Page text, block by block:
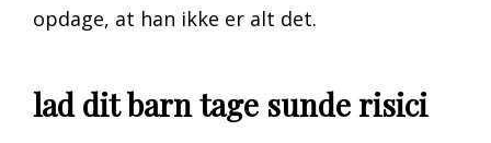
opdage, at han ikke er alt det.
lad dit barn tage sunde risici